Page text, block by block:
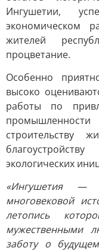
Ингушетии,
экономическом
жителей
процветание.
Особенно
высоко
работы по
строительству
экологических
«Ингушетия —
многовековой
летопись
мужественными
заботу о